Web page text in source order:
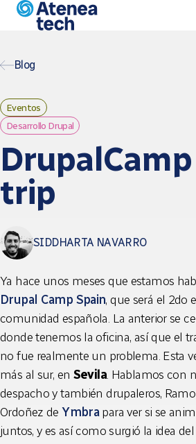
Skip to main content
Blog
Eventos
Desarrollo Drupal
trip
SIDDHARTA NAVARRO
Ya hace unos meses que estamos
Drupal Camp Spain, que será el 2do
comunidad española. La anterior se
donde tenemos la oficina, así que el
no fue realmente un problema. Esta
más al sur, en Sevila. Hablamos con
despacho y también drupaleros,
Ordoñez deYmbrapara ver si se
juntos, y es así como surgió la idea del